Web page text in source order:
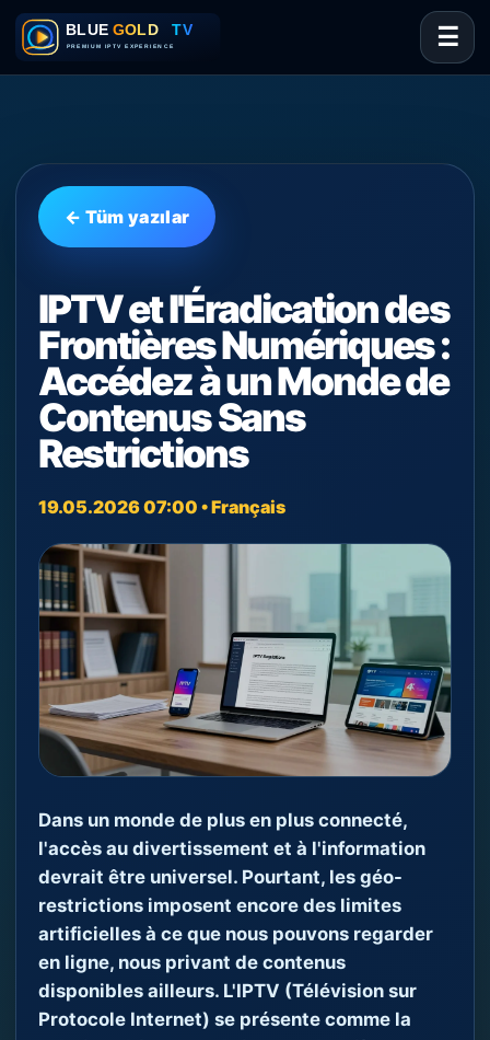
☰
← Tüm yazılar
IPTV et l'Éradication des
Frontières Numériques :
Accédez à un Monde de
Contenus Sans
Restrictions
19.05.2026 07:00 • Français
Dans un monde de plus en plus connecté,
l'accès au divertissement et à l'information
devrait être universel. Pourtant, les géo-
restrictions imposent encore des limites
artificielles à ce que nous pouvons regarder
en ligne, nous privant de contenus
disponibles ailleurs. L'IPTV (Télévision sur
Protocole Internet) se présente comme la